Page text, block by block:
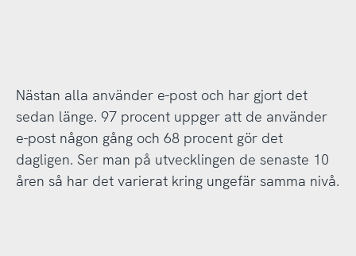
Nästan alla använder e-post och har gjort det
sedan länge. 97 procent uppger att de använder
e-post någon gång och 68 procent gör det
dagligen. Ser man på utvecklingen de senaste 10
åren så har det varierat kring ungefär samma nivå.